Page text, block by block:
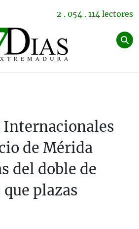
2 . 054 . 114 lectores
Internacionales
de Mérida
del doble de
plazas